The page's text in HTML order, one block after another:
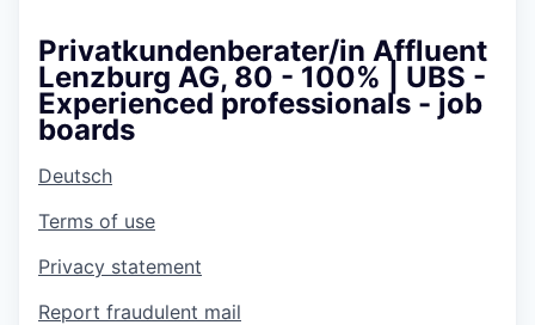
Privatkundenberater/in Affluent
Lenzburg AG, 80 - 100% | UBS -
Experienced professionals - job
boards
Deutsch
Terms of use
Privacy statement
Report fraudulent mail